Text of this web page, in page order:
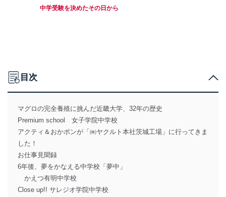
中学受験を決めたその日から
目次
マグロの完全養殖に挑んだ近畿大学、32年の歴史
Premium school 女子学院中学校
アクティ＆おかポンが「㈱ヤクルト本社茨城工場」に行ってきま
した！
お仕事見聞録
6年後、夢をかなえる中学校「夢中」
かえつ有明中学校
Close up!! サレジオ学院中学校